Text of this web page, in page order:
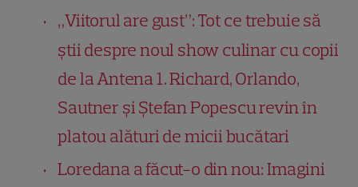
„Viitorul are gust”: Tot ce trebuie să
știi despre noul show culinar cu copii
de la Antena 1. Richard, Orlando,
Sautner și Ștefan Popescu revin în
platou alături de micii bucătari
Loredana a făcut-o din nou: Imagini